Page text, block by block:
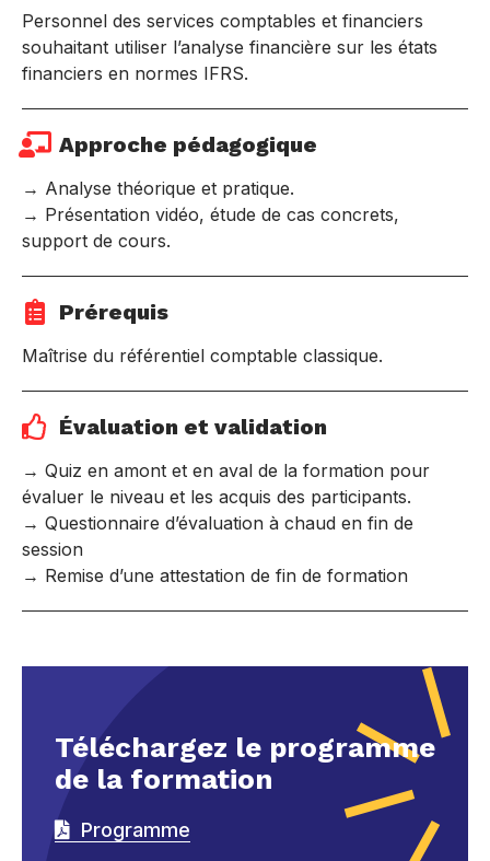
Personnel des services comptables et financiers
souhaitant utiliser l’analyse financière sur les états
financiers en normes IFRS.
Approche pédagogique
→ Analyse théorique et pratique.
→ Présentation vidéo, étude de cas concrets,
support de cours.
Prérequis
Maîtrise du référentiel comptable classique.
Évaluation et validation
→ Quiz en amont et en aval de la formation pour
évaluer le niveau et les acquis des participants.
→ Questionnaire d’évaluation à chaud en fin de
session
→ Remise d’une attestation de fin de formation
Téléchargez le programme
de la formation
Programme